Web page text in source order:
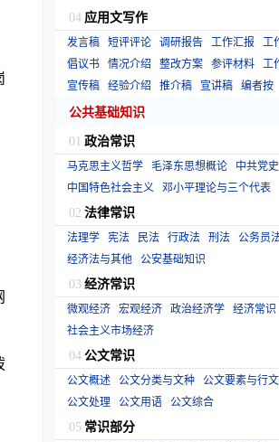
04 应用文写作
发言稿 短评评论 调研报告 工作汇报
工
倡议书 情况介绍 整改方案 参评材料 工
宣传稿 经验介绍 推介稿 宣讲稿 编者按
公共基础知识
01 政治常识
马克思主义哲学 毛泽东思想概论 中共党史
中国特色社会主义 邓小平理论与三个代表
02 法律常识
法理学 宪法 民法 行政法 刑法 公务员
经济法与其他 公安基础知识
03 经济常识
微观经济 宏观经济 政治经济学 经济常识
社会主义市场经济
04 公文常识
公文概述 公文分类与文种 公文要素与行
公文处理 公文用语 公文综合
05 常识部分